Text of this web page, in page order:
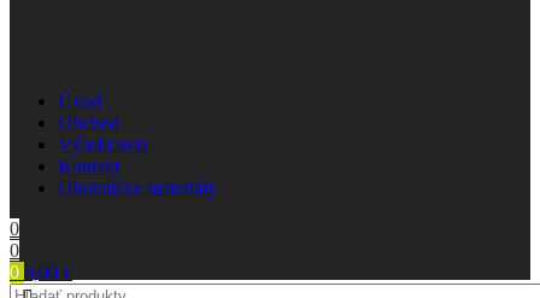
Úvod
Obchod
Výrobcovia
Kontakt
Obuvnícke materiály
0
0
0 0,00 €